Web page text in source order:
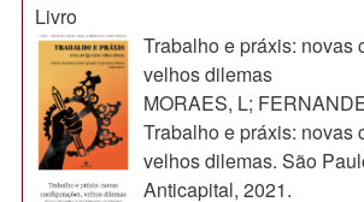
Livro
Trabalho e práxis: novas
velhos dilemas
MORAES, L;
Trabalho e práxis: novas
velhos dilemas. São
Anticapital, 2021.